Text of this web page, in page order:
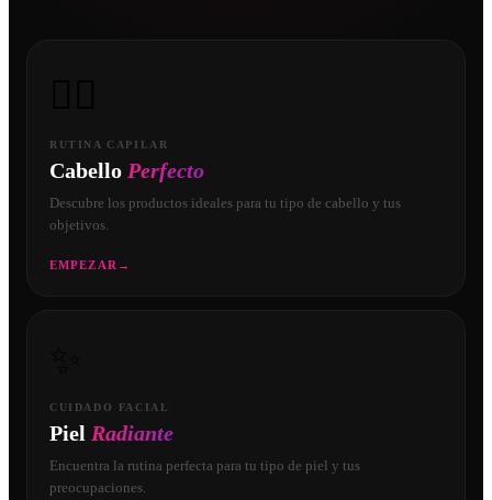
RUTINA CAPILAR
Cabello Perfecto
Descubre los productos ideales para tu tipo de cabello y tus
objetivos.
EMPEZAR →
CUIDADO FACIAL
Piel Radiante
Encuentra la rutina perfecta para tu tipo de piel y tus
preocupaciones.